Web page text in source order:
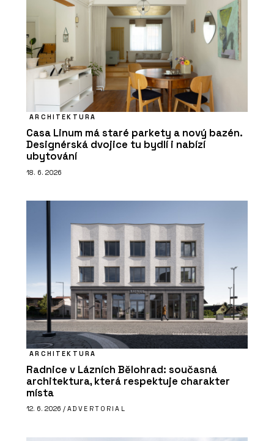
ARCHITEKTURA
Casa Linum má staré parkety a nový bazén.
Designérská dvojice tu bydlí i nabízí
ubytování
18. 6. 2026
ARCHITEKTURA
Radnice v Lázních Bělohrad: současná
architektura, která respektuje charakter
místa
12. 6. 2026 / ADVERTORIAL